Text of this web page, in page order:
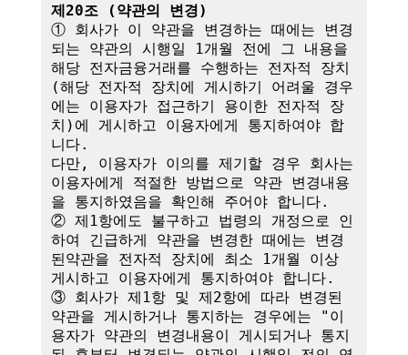
제20조 (약관의 변경)
① 회사가 이 약관을 변경하는 때에는 변경
되는 약관의 시행일 1개월 전에 그 내용을
해당 전자금융거래를 수행하는 전자적 장치
(해당 전자적 장치에 게시하기 어려울 경우
에는 이용자가 접근하기 용이한 전자적 장
치)에 게시하고 이용자에게 통지하여야 합
니다.
다만, 이용자가 이의를 제기할 경우 회사는
이용자에게 적절한 방법으로 약관 변경내용
을 통지하였음을 확인해 주어야 합니다.
② 제1항에도 불구하고 법령의 개정으로 인
하여 긴급하게 약관을 변경한 때에는 변경
된약관을 전자적 장치에 최소 1개월 이상
게시하고 이용자에게 통지하여야 합니다.
③ 회사가 제1항 및 제2항에 따라 변경된
약관을 게시하거나 통지하는 경우에는 "이
용자가 약관의 변경내용이 게시되거나 통지